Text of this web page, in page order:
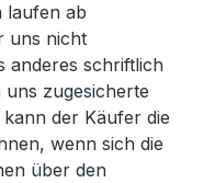
laufen ab
uns nicht
anderes schriftlich
zugesicherte
der Käufer die
wenn sich die
über den